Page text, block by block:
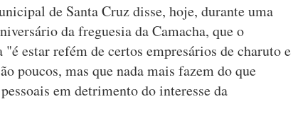
de Santa Cruz disse, hoje, durante uma
da freguesia da Camacha, que o
estar refém de certos empresários de charuto e
poucos, mas que nada mais fazem do que
em detrimento do interesse da